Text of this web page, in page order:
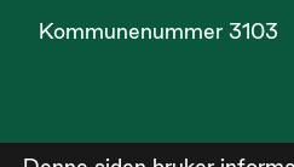
Kommunenummer 3103